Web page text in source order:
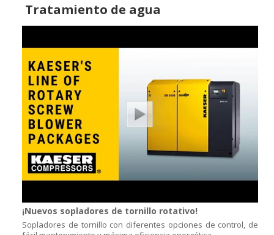
Tratamiento de agua
¡Nuevos sopladores de tornillo rotativo!
Sopladores de tornillo con diferentes opciones de control, de